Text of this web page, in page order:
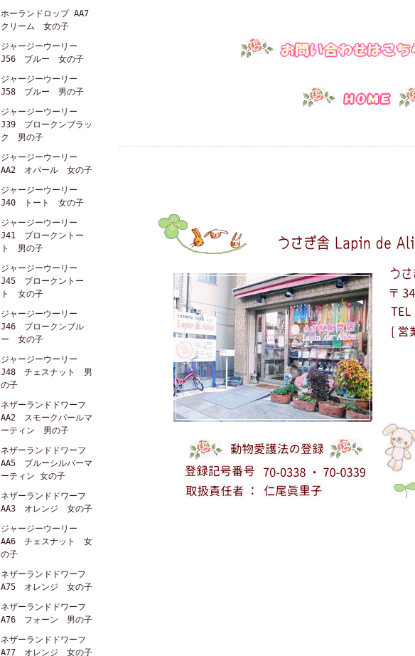
ホーランドロップ AA7
クリーム 女の子
ジャージーウーリー
J56 ブルー 女の子
ジャージーウーリー
J58 ブルー 男の子
ジャージーウーリー
J39 ブロークンブラッ
ク 男の子
ジャージーウーリー
AA2 オパール 女の子
ジャージーウーリー
J40 トート 女の子
ジャージーウーリー
J41 ブロークントー
ト 男の子
ジャージーウーリー
J45 ブロークントー
ト 女の子
ジャージーウーリー
J46 ブロークンブル
ー 女の子
ジャージーウーリー
J48 チェスナット 男
の子
ネザーランドドワーフ
AA2 スモークパールマ
ーティン 男の子
ネザーランドドワーフ
AA5 ブルーシルバーマ
ーティン 女の子
ネザーランドドワーフ
AA3 オレンジ 女の子
ジャージーウーリー
AA6 チェスナット 女
の子
ネザーランドドワーフ
A75 オレンジ 女の子
ネザーランドドワーフ
A76 フォーン 男の子
ネザーランドドワーフ
A77 オレンジ 女の子